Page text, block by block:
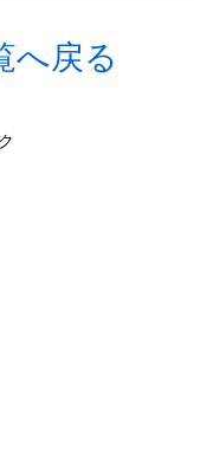
へ戻る